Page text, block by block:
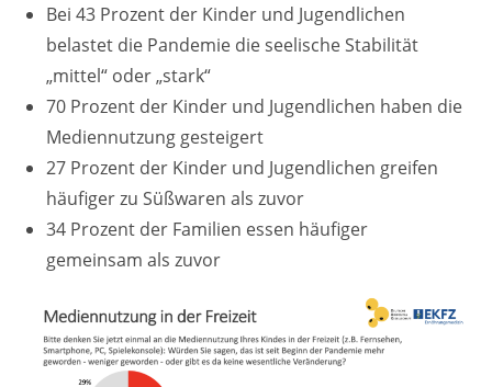
Bei 43 Prozent der Kinder und Jugendlichen
belastet die Pandemie die seelische Stabilität
„mittel“ oder „stark“
70 Prozent der Kinder und Jugendlichen haben die
Mediennutzung gesteigert
27 Prozent der Kinder und Jugendlichen greifen
häufiger zu Süßwaren als zuvor
34 Prozent der Familien essen häufiger
gemeinsam als zuvor